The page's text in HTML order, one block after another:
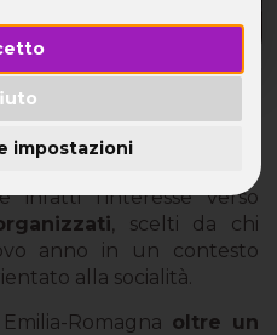
impostazioni
volto e si allontana
per avvicinarsi a una
infatti l’interesse verso
, scelti da chi
anno in un contesto
alla socialità.
Romagna oltre un